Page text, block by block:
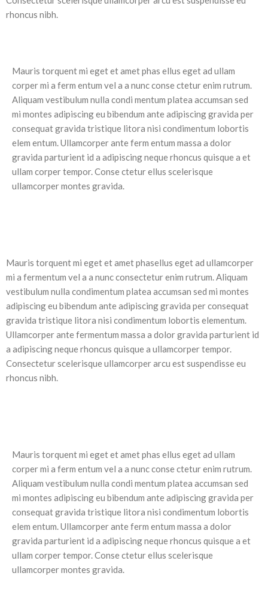
rhoncus nibh.
Mauris torquent mi eget et amet phas ellus eget ad ullam
corper mi a ferm entum vel a a nunc conse ctetur enim rutrum.
Aliquam vestibulum nulla condi mentum platea accumsan sed
mi montes adipiscing eu bibendum ante adipiscing gravida per
consequat gravida tristique litora nisi condimentum lobortis
elem entum. Ullamcorper ante ferm entum massa a dolor
gravida parturient id a adipiscing neque rhoncus quisque a et
ullam corper tempor. Conse ctetur ellus scelerisque
ullamcorper montes gravida.
Mauris torquent mi eget et amet phasellus eget ad ullamcorper
mi a fermentum vel a a nunc consectetur enim rutrum. Aliquam
vestibulum nulla condimentum platea accumsan sed mi montes
adipiscing eu bibendum ante adipiscing gravida per consequat
gravida tristique litora nisi condimentum lobortis elementum.
Ullamcorper ante fermentum massa a dolor gravida parturient id
a adipiscing neque rhoncus quisque a ullamcorper tempor.
Consectetur scelerisque ullamcorper arcu est suspendisse eu
rhoncus nibh.
Mauris torquent mi eget et amet phas ellus eget ad ullam
corper mi a ferm entum vel a a nunc conse ctetur enim rutrum.
Aliquam vestibulum nulla condi mentum platea accumsan sed
mi montes adipiscing eu bibendum ante adipiscing gravida per
consequat gravida tristique litora nisi condimentum lobortis
elem entum. Ullamcorper ante ferm entum massa a dolor
gravida parturient id a adipiscing neque rhoncus quisque a et
ullam corper tempor. Conse ctetur ellus scelerisque
ullamcorper montes gravida.